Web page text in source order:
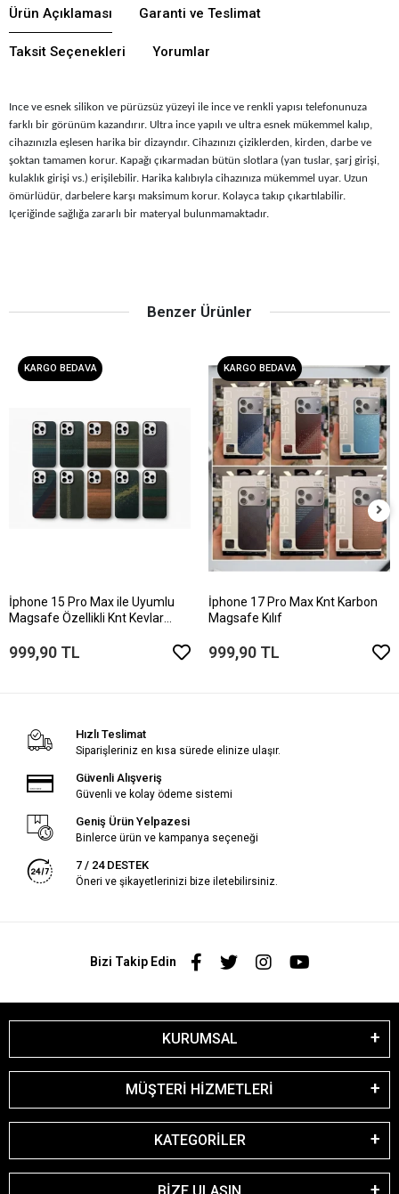
Ürün Açıklaması Garanti ve Teslimat
Taksit Seçenekleri Yorumlar
Ince ve esnek silikon ve pürüzsüz yüzeyi ile ince ve renkli yapısı telefonunuza
farklı bir görünüm kazandırır. Ultra ince yapılı ve ultra esnek mükemmel kalıp,
cihazınızla eşlesen harika bir dizayndır. Cihazınızı çiziklerden, kirden, darbe ve
şoktan tamamen korur. Kapağı çıkarmadan bütün slotlara (yan tuslar, şarj girişi,
kulaklık girişi vs.) erişilebilir. Harika kalıbıyla cihazınıza mükemmel uyar. Uzun
ömürlüdür, darbelere karşı maksimum korur. Kolayca takıp çıkartılabilir.
Içeriğinde sağlığa zararlı bir materyal bulunmamaktadır.
Benzer Ürünler
KARGO BEDAVA
İphone 15 Pro Max ile Uyumlu
Magsafe Özellikli Knt Kevlar
999,90 TL
KARGO BEDAVA
İphone 17 Pro Max Knt Karbon
Magsafe Kılıf
999,90 TL
Hızlı Teslimat
Siparişleriniz en kısa sürede elinize ulaşır.
Güvenli Alışveriş
Güvenli ve kolay ödeme sistemi
Geniş Ürün Yelpazesi
Binlerce ürün ve kampanya seçeneği
7 / 24 DESTEK
Öneri ve şikayetlerinizi bize iletebilirsiniz.
Bizi Takip Edin
KURUMSAL
MÜŞTERİ HİZMETLERİ
KATEGORİLER